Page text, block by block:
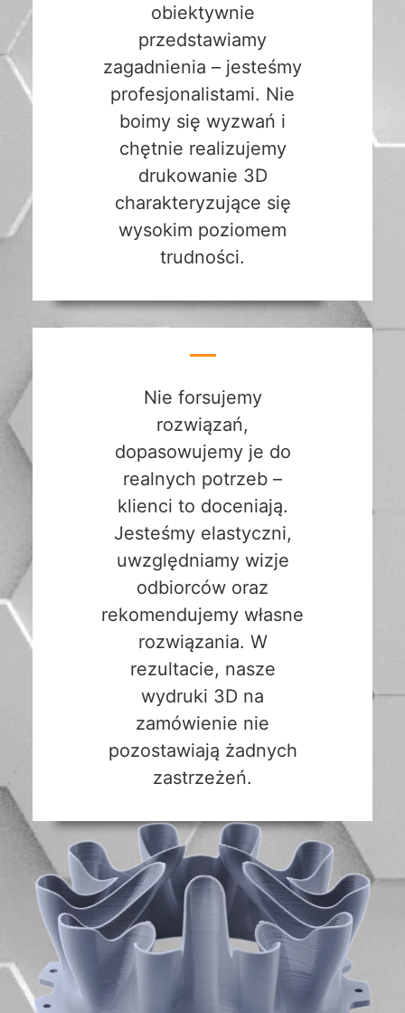
obiektywnie
przedstawiamy
zagadnienia – jesteśmy
profesjonalistami. Nie
boimy się wyzwań i
chętnie realizujemy
drukowanie 3D
charakteryzujące się
wysokim poziomem
trudności.
Nie forsujemy
rozwiązań,
dopasowujemy je do
realnych potrzeb –
klienci to doceniają.
Jesteśmy elastyczni,
uwzględniamy wizje
odbiorców oraz
rekomendujemy własne
rozwiązania. W
rezultacie, nasze
wydruki 3D na
zamówienie nie
pozostawiają żadnych
zastrzeżeń.